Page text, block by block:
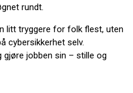
rundt.
litt tryggere for folk flest, uten
cybersikkerhet selv.
gjøre jobben sin – stille og